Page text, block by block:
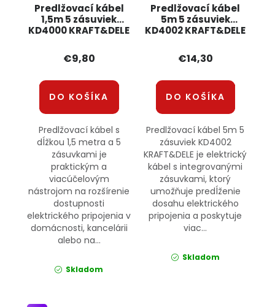
Predlžovací kábel
1,5m 5 zásuviek
KD4000 KRAFT&DELE
€9,80
DO KOŠÍKA
Predlžovací kábel s
dĺžkou 1,5 metra a 5
zásuvkami je
praktickým a
viacúčelovým
nástrojom na rozšírenie
dostupnosti
elektrického pripojenia v
domácnosti, kancelárii
alebo na...
Skladom
Predlžovací kábel
5m 5 zásuviek
KD4002 KRAFT&DELE
€14,30
DO KOŠÍKA
Predlžovací kábel 5m 5
zásuviek KD4002
KRAFT&DELE je elektrický
kábel s integrovanými
zásuvkami, ktorý
umožňuje predĺženie
dosahu elektrického
pripojenia a poskytuje
viac...
Skladom